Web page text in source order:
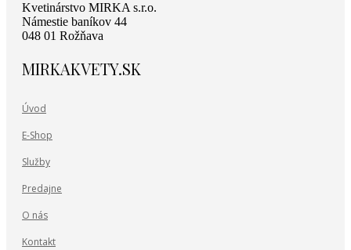
Kvetinárstvo MIRKA s.r.o.
Námestie baníkov 44
048 01 Rožňava
MIRKAKVETY.SK
Úvod
E-Shop
Služby
Predajne
O nás
Kontakt